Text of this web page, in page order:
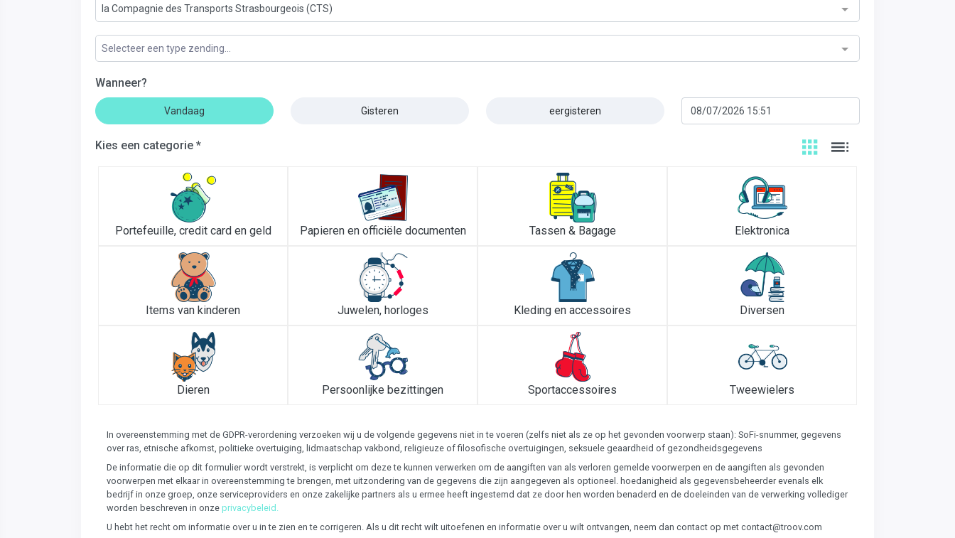
la Compagnie des Transports Strasbourgeois (CTS)
Selecteer een type zending...
Wanneer?
Vandaag Gisteren eergisteren
Kies een categorie *
Portefeuille, credit card en geld Papieren en officiële documenten Tassen & Bagage Elektronica
Items van kinderen Juwelen, horloges Kleding en accessoires Diversen
Dieren Persoonlijke bezittingen Sportaccessoires Tweewielers
In overeenstemming met de GDPR-verordening verzoeken wij u de volgende gegevens niet in te voeren (zelfs niet als ze op het gevonden voorwerp staan): SoFi-snummer, gegevens
over ras, etnische afkomst, politieke overtuiging, lidmaatschap vakbond, religieuze of filosofische overtuigingen, seksuele geaardheid of gezondheidsgegevens
De informatie die op dit formulier wordt verstrekt, is verplicht om deze te kunnen verwerken om de aangiften van als verloren gemelde voorwerpen en de aangiften als gevonden
voorwerpen met elkaar in overeenstemming te brengen, met uitzondering van de gegevens die zijn aangegeven als optioneel. hoedanigheid als gegevensbeheerder evenals elk
bedrijf in onze groep, onze serviceproviders en onze zakelijke partners als u ermee heeft ingestemd dat ze door hen worden benaderd en de doeleinden van de verwerking vollediger
worden beschreven in onze privacybeleid.
U hebt het recht om informatie over u in te zien en te corrigeren. Als u dit recht wilt uitoefenen en informatie over u wilt ontvangen, neem dan contact op met contact@troov.com